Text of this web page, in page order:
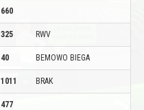
660
325 RWV
40 BEMOWO BIEGA
1011 BRAK
477